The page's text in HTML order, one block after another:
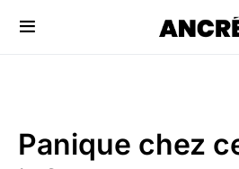
Panique chez